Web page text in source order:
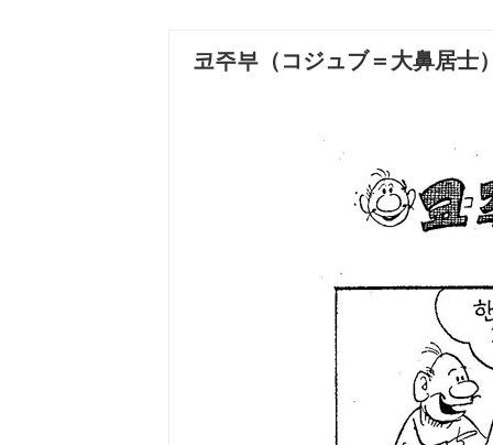
코주부（コジュブ＝大鼻居士